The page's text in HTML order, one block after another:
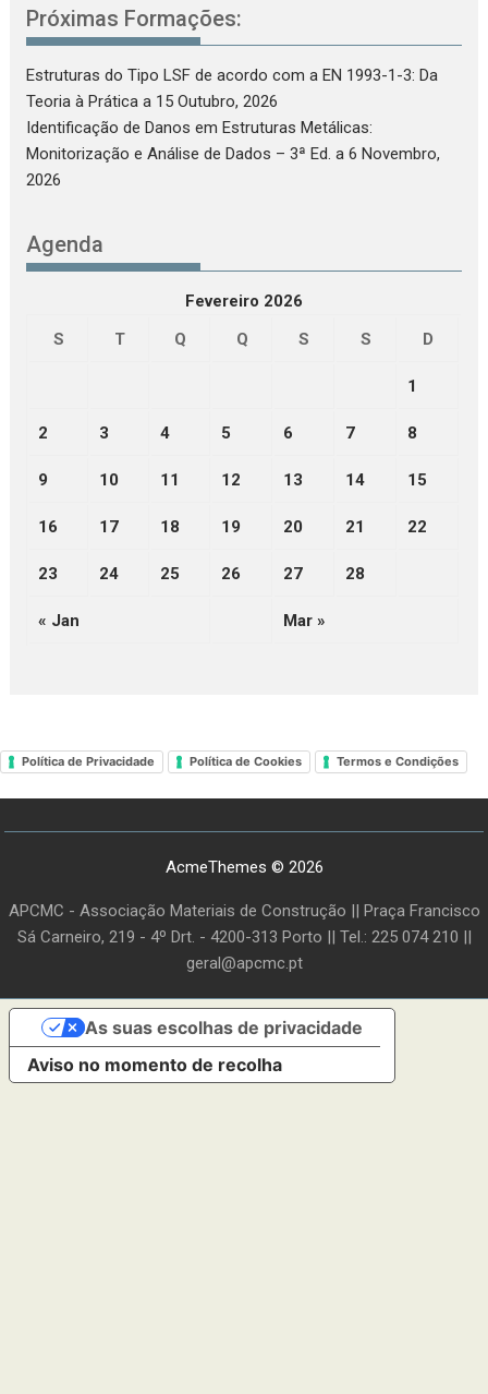
Próximas Formações:
Estruturas do Tipo LSF de acordo com a EN 1993-1-3: Da
Teoria à Prática a 15 Outubro, 2026
Identificação de Danos em Estruturas Metálicas:
Monitorização e Análise de Dados – 3ª Ed. a 6 Novembro,
2026
Agenda
Fevereiro 2026
S
T Q Q S S D
1
2 3 4 5 6 7 8
9 10 11 12 13 14 15
16 17 18 19 20 21 22
23 24 25 26 27 28
« Jan Mar »
Política de Privacidade Política de Cookies Termos e Condições
AcmeThemes © 2026
APCMC - Associação Materiais de Construção || Praça Francisco
Sá Carneiro, 219 - 4º Drt. - 4200-313 Porto || Tel.: 225 074 210 ||
geral@apcmc.pt
Aviso no momento de recolha
As suas escolhas de privacidade